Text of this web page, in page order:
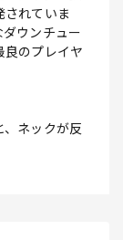
れていま
ウンチュー
良のプレイヤ
ネックが反